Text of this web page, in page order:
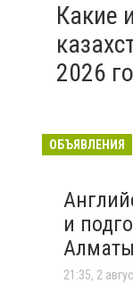
Какие
2026
ОБЪЯВЛЕНИЯ
и
Алматы
21:35, 2